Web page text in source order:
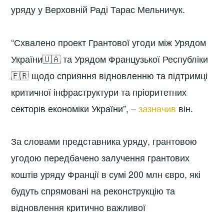
уряду у Верховній Раді Тарас Мельничук.
“Схвалено проект Грантової угоди між Урядом
України🇺🇦 та Урядом Французької Республіки
🇫🇷 щодо сприяння відновленню та підтримці
критичної інфраструктури та пріоритетних
секторів економіки України”, –зазначив він.
За словами представника уряду, грантовою
угодою передбачено залучення грантових
коштів уряду Франції в сумі 200 млн євро, які
будуть спрямовані на реконструкцію та
відновлення критично важливої